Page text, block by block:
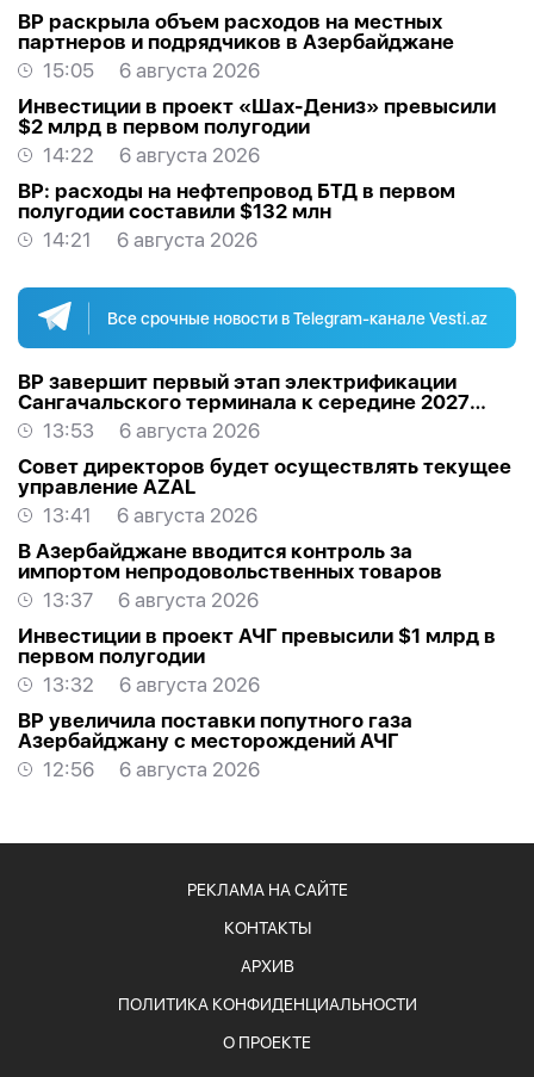
BP раскрыла объем расходов на местных
партнеров и подрядчиков в Азербайджане
15:05
6 августа 2026
Инвестиции в проект «Шах-Дениз» превысили
$2 млрд в первом полугодии
14:22
6 августа 2026
BP: расходы на нефтепровод БТД в первом
полугодии составили $132 млн
14:21
6 августа 2026
Все срочные новости в Telegram-канале Vesti.az
BP завершит первый этап электрификации
Сангачальского терминала к середине 2027
года13:53
6 августа 2026
Совет директоров будет осуществлять текущее
управление AZAL
13:41
6 августа 2026
В Азербайджане вводится контроль за
импортом непродовольственных товаров
13:37
6 августа 2026
Инвестиции в проект АЧГ превысили $1 млрд в
первом полугодии
13:32
6 августа 2026
BP увеличила поставки попутного газа
Азербайджану с месторождений АЧГ
12:56
6 августа 2026
РЕКЛАМА НА САЙТЕ
КОНТАКТЫ
АРХИВ
ПОЛИТИКА КОНФИДЕНЦИАЛЬНОСТИ
О ПРОЕКТЕ